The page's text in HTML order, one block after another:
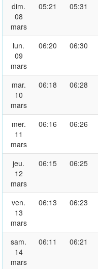
dim.
08
mars
05:21 05:31
lun.
09
mars
06:20 06:30
mar.
10
mars
06:18 06:28
mer.
11
mars
06:16 06:26
jeu.
12
mars
06:15 06:25
ven.
13
mars
06:13 06:23
sam.
14
mars
06:11 06:21